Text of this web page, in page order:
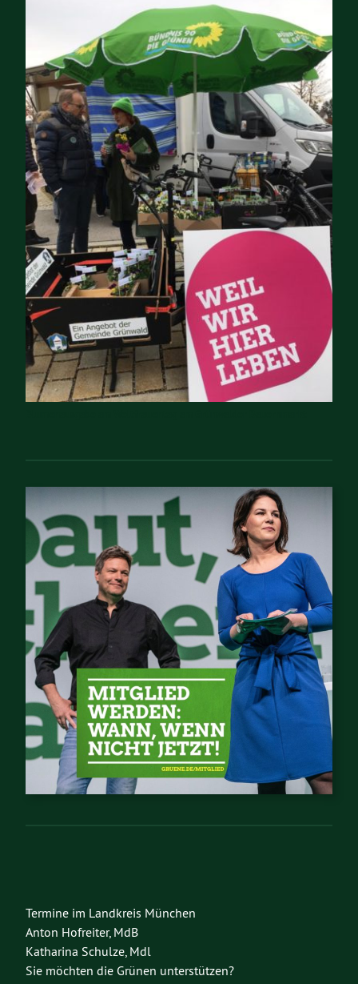
Termine im Landkreis München
Anton Hofreiter, MdB
Katharina Schulze, Mdl
Sie möchten die Grünen unterstützen?